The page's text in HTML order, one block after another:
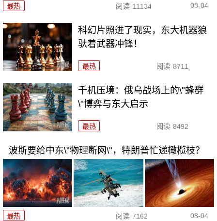
最热 阅读 11134 08-04
科幻片照进了现实，东大机器狼
驮着武器冲锋！
最热 阅读 8711
千机压境：俄乌战场上的\"蜂群
\"博弈与东大启示
最热 阅读 8492
波斯要给中东\"物理断网\"，特朗普忙递橄榄枝？
最热 阅读 7162 08-04